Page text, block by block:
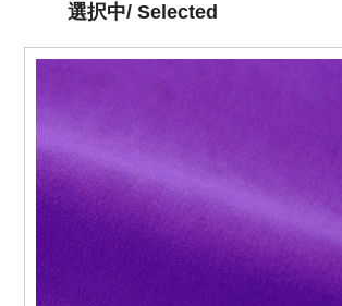
選択中/ Selected